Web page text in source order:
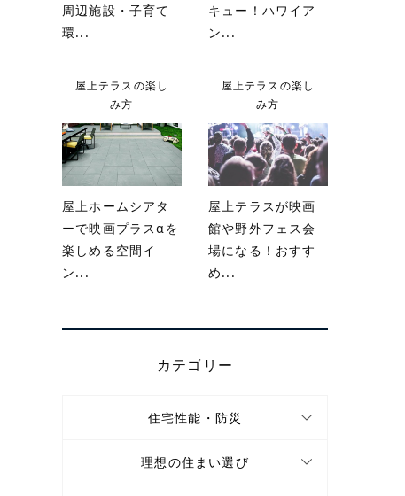
周辺施設・子育て
環...
キュー！ハワイア
ン...
屋上テラスの楽し
み方
屋上ホームシアタ
ーで映画プラスαを
楽しめる空間イ
ン...
屋上テラスの楽し
み方
屋上テラスが映画
館や野外フェス会
場になる！おすす
め...
カテゴリー
住宅性能・防災
理想の住まい選び